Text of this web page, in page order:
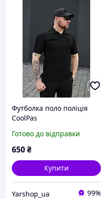
Футболка поло поліція
CoolPas
Готово до відправки
650₴
Купити
Yarshop_ua 99%